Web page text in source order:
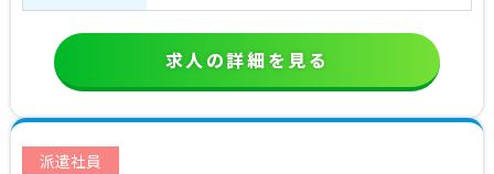
求人の詳細を見る
派遣社員